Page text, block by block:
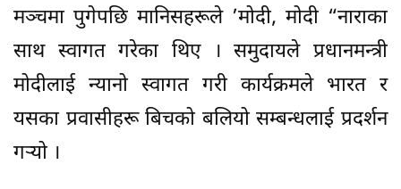
मञ्चमा पुगेपछि मानिसहरूले ’मोदी, मोदी “नाराका
साथ स्वागत गरेका थिए । समुदायले प्रधानमन्त्री
मोदीलाई न्यानो स्वागत गरी कार्यक्रमले भारत र
यसका प्रवासीहरू बिचको बलियो सम्बन्धलाई प्रदर्शन
गर्‍यो ।